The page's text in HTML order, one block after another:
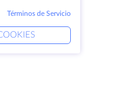
Términos de Servicio